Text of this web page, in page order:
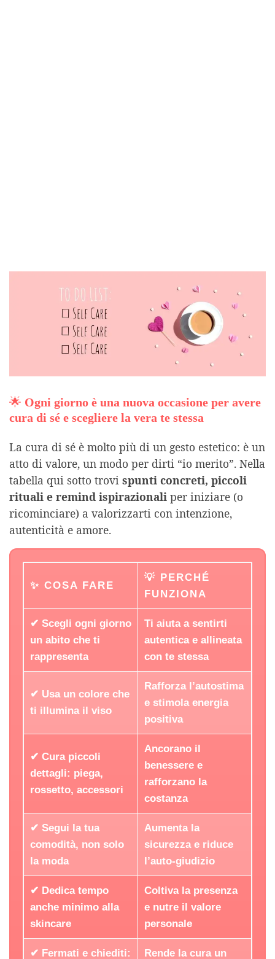
🌟 Ogni giorno è una nuova occasione per avere
cura di sé e scegliere la vera te stessa
La cura di sé è molto più di un gesto estetico: è un
atto di valore, un modo per dirti “io merito”. Nella
tabella qui sotto trovi spunti concreti, piccoli
rituali e remind ispirazionali per iniziare (o
ricominciare) a valorizzarti con intenzione,
autenticità e amore.
✨ COSA FARE
💡 PERCHÉ
FUNZIONA
✔ Scegli ogni giorno
un abito che ti
rappresenta
Ti aiuta a sentirti
autentica e allineata
con te stessa
✔ Usa un colore che
ti illumina il viso
Rafforza l’autostima
e stimola energia
positiva
✔ Cura piccoli
dettagli: piega,
rossetto, accessori
Ancorano il
benessere e
rafforzano la
costanza
✔ Segui la tua
comodità, non solo
la moda
Aumenta la
sicurezza e riduce
l’auto-giudizio
✔ Dedica tempo
anche minimo alla
skincare
Coltiva la presenza
e nutre il valore
personale
✔ Fermati e chiediti:
Rende la cura un